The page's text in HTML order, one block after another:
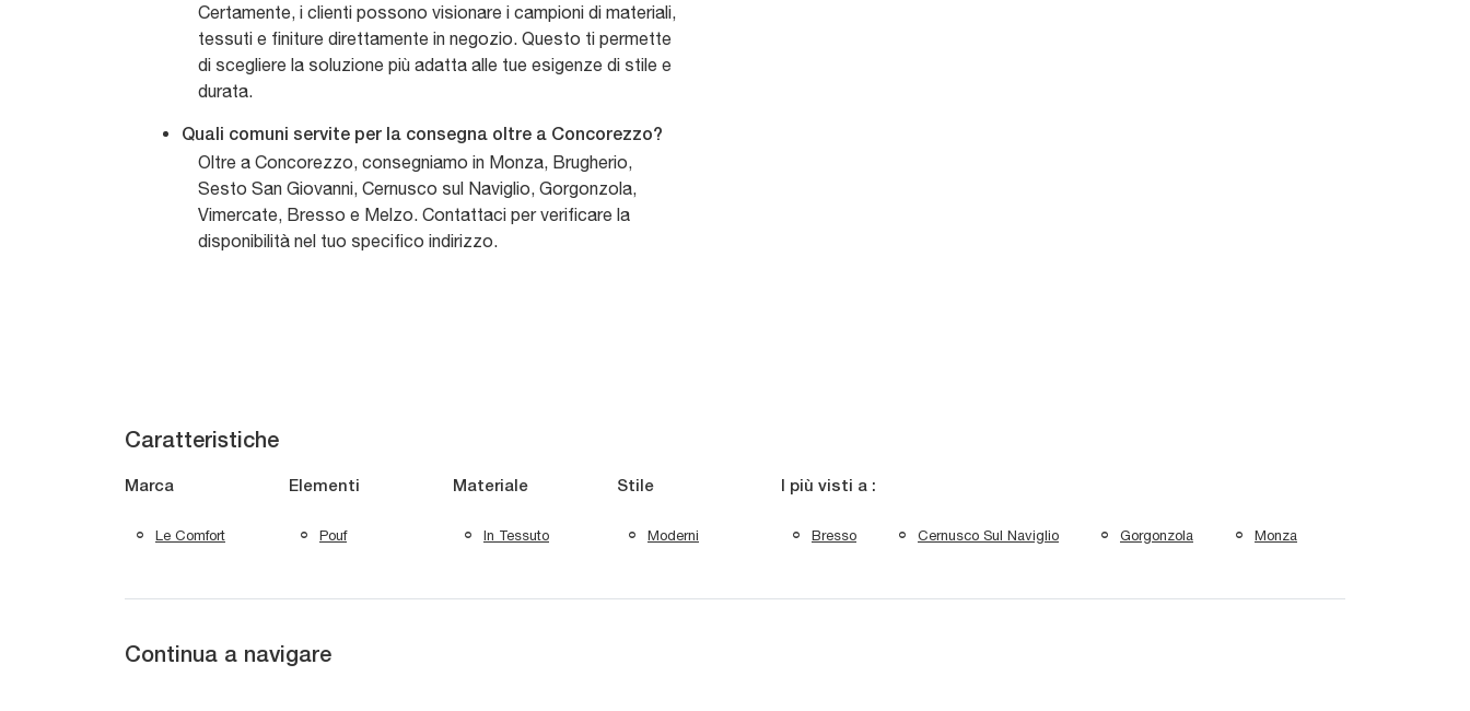
Certamente, i clienti possono visionare i campioni di materiali,
tessuti e finiture direttamente in negozio. Questo ti permette
di scegliere la soluzione più adatta alle tue esigenze di stile e
durata.
Quali comuni servite per la consegna oltre a Concorezzo?
Oltre a Concorezzo, consegniamo in Monza, Brugherio,
Sesto San Giovanni, Cernusco sul Naviglio, Gorgonzola,
Vimercate, Bresso e Melzo. Contattaci per verificare la
disponibilità nel tuo specifico indirizzo.
Caratteristiche
Marca
Le Comfort
Elementi
Pouf
Materiale
In Tessuto
Stile
Moderni
I più visti a :
Bresso Cernusco Sul Naviglio Gorgonzola Monza
Continua a navigare